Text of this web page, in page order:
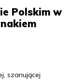
Polskim w
szanującej